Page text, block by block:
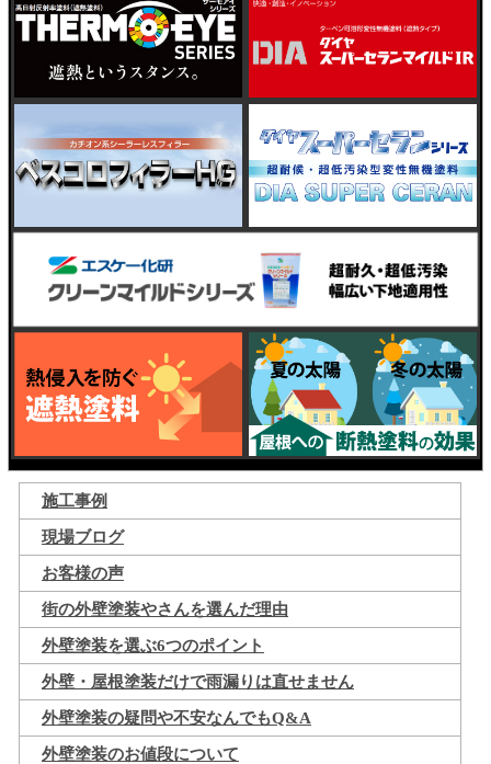
施工事例
現場ブログ
お客様の声
街の外壁塗装やさんを選んだ理由
外壁塗装を選ぶ6つのポイント
外壁・屋根塗装だけで雨漏りは直せません
外壁塗装の疑問や不安なんでもQ&A
外壁塗装のお値段について